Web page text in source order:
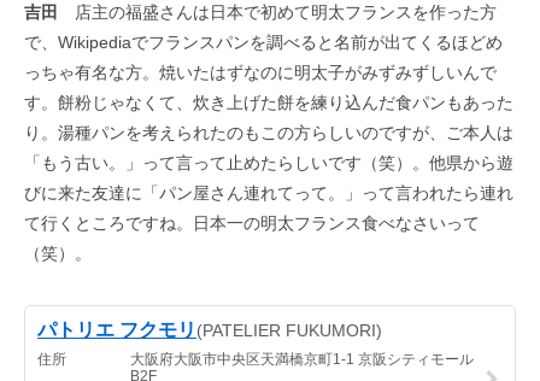
吉田
店主の福盛さんは日本で初めて明太フランスを作った方
で、Wikipediaでフランスパンを調べると名前が出てくるほどめ
っちゃ有名な方。焼いたはずなのに明太子がみずみずしいんで
す。餅粉じゃなくて、炊き上げた餅を練り込んだ食パンもあった
り。湯種パンを考えられたのもこの方らしいのですが、ご本人は
「もう古い。」って言って止めたらしいです（笑）。他県から遊
びに来た友達に「パン屋さん連れてって。」って言われたら連れ
て行くところですね。日本一の明太フランス食べなさいって
（笑）。